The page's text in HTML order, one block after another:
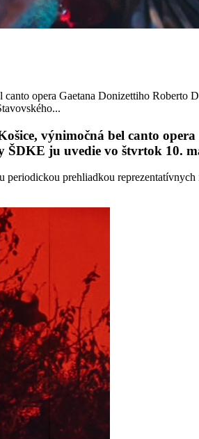
opera Gaetana Donizettiho Roberto
výnimočná bel canto
ju uvedie vo štvrtok 10.
prehliadkou